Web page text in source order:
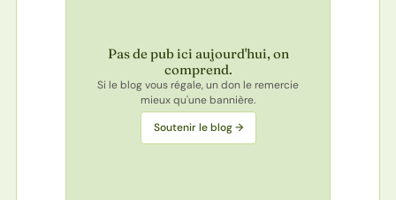
Pas de pub ici aujourd'hui, on
comprend.
Si le blog vous régale, un don le remercie
mieux qu'une bannière.
Soutenir le blog →